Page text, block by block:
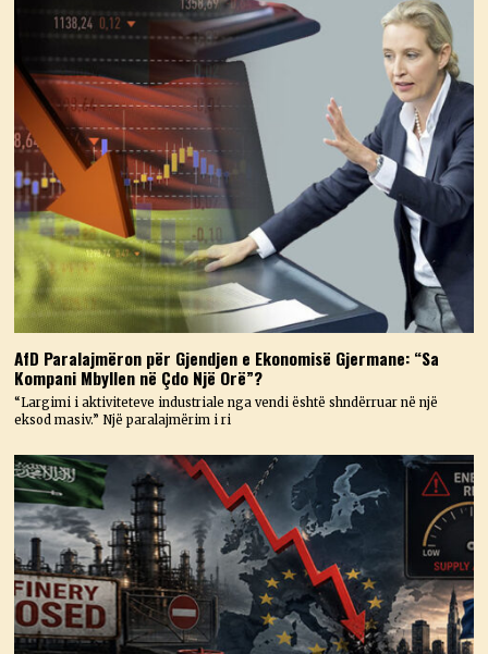
AfD Paralajmëron për Gjendjen e Ekonomisë Gjermane: “Sa
Kompani Mbyllen në Çdo Një Orë”?
“Largimi i aktiviteteve industriale nga vendi është shndërruar në një
eksod masiv.” Një paralajmërim i ri